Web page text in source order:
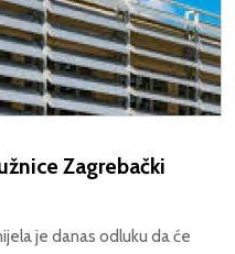
Zagrebački
je danas odluku da će